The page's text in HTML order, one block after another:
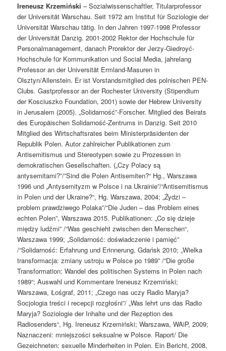
Ireneusz Krzemiński – Sozialwissenschaftler, Titularprofessor
der Universität Warschau. Seit 1972 am Institut für Soziologie der
Universität Warschau tätig. In den Jahren 1997-1998 Professor
der Universität Danzig. 2001-2002 Rektor der Hochschule für
Personalmanagement, danach Prorektor der Jerzy-Giedroyć-
Hochschule für Kommunikation und Social Media, jahrelang
Professor an der Universität Ermland-Masuren in
Olsztyn/Allenstein. Er ist Vorstandsmitglied des polnischen PEN-
Clubs. Gastprofessor an der Rochester University (Stipendium
der Kosciuszko Foundation, 2001) sowie der Hebrew University
in Jerusalem (2005). „Solidarność”-Forscher. Mitglied des Beirats
des Europäischen Solidarność-Zentrums in Danzig. Seit 2010
Mitglied des Wirtschaftsrates beim Ministerpräsidenten der
Republik Polen. Autor zahlreicher Publikationen zum
Antisemitismus und Stereotypen sowie zu Prozessen in
demokratischen Gesellschaften. („Czy Polacy są
antysemitami?”/”Sind die Polen Antisemiten?“ Hg., Warszawa
1996 und „Antysemityzm w Polsce i na Ukrainie”/“Antisemitismus
in Polen und der Ukraine?“, Hg. Warszawa, 2004; „Żydzi –
problem prawdziwego Polaka”/“Die Juden – das Problem eines
echten Polen”, Warszawa 2015. Publikationen: „Co się dzieje
między ludźmi” /“Was geschieht zwischen den Menschen“,
Warszawa 1999; „Solidarność: doświadczenie i pamięć”
/“Solidarność: Erfahrung und Erinnerung, Gdańsk 2010; „Wielka
transformacja: zmiany ustroju w Polsce po 1989” /“Die große
Transformation: Wandel des politischen Systems in Polen nach
1989“; Auswahl und Kommentare Ireneusz Krzemiński;
Warszawa, Łośgraf, 2011; „Czego nas uczy Radio Maryja?
Socjologia treści i recepcji rozgłośni”/ „Was lehrt uns das Radio
Maryja? Soziologie der Inhalte und der Rezeption des
Radiosenders“, Hg. Ireneusz Krzemiński; Warszawa, WAiP, 2009;
Naznaczeni: mniejszości seksualne w Polsce. Raport/ Die
Gezeichneten: sexuelle Minderheiten in Polen. Ein Bericht, 2008,